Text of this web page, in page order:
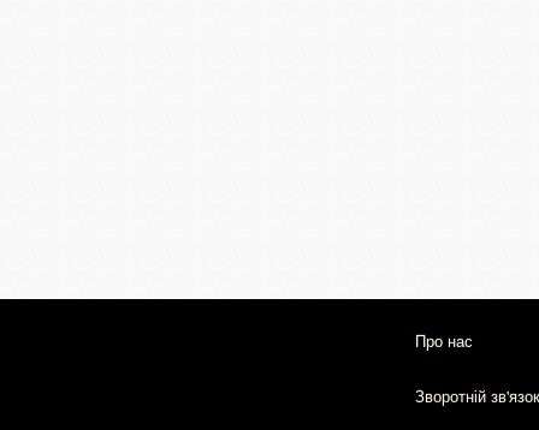
Про нас
Зворотній зв'язок